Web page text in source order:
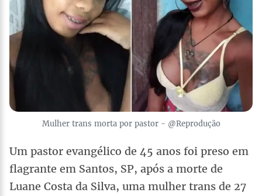
Mulher trans morta por pastor - @Reprodução
Um pastor evangélico de 45 anos foi preso em
flagrante em Santos, SP, após a morte de
Luane Costa da Silva, uma mulher trans de 27